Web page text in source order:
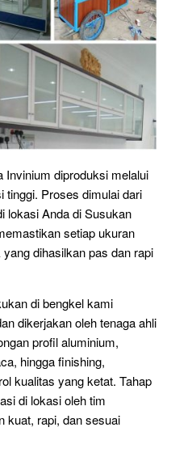
Invinium diproduksi melalui
tinggi. Proses dimulai dari
lokasi Anda di Susukan
setiap ukuran
dihasilkan pas dan rapi
di bengkel kami
dikerjakan oleh tenaga ahli
profil aluminium,
hingga finishing,
kualitas yang ketat. Tahap
di lokasi oleh tim
kuat, rapi, dan sesuai